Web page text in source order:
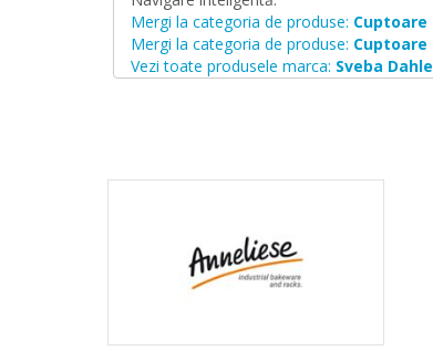
Mergi la categoria de produse:
Mergi la categoria de produse:
Vezi toate produsele marca: Sveba